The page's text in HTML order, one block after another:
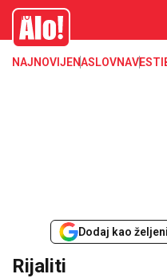
Zadruga, Rijaliti, Zadruga 4
Alo
NAJNOVIJENASLOVNAVESTI
Dodaj kao
Rijaliti